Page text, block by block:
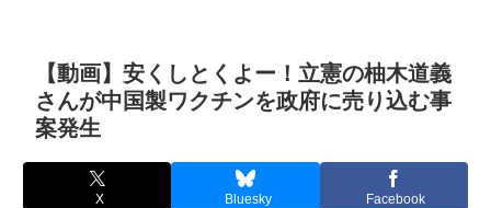
【動画】安くしとくよー！立憲の柚木道義
さんが中国製ワクチンを政府に売り込む事
案発生
X Bluesky Facebook